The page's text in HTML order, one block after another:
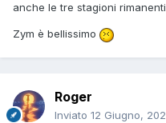
anche le tre stagioni
Zym è bellissimo
Roger
Inviato 12 Giugno,